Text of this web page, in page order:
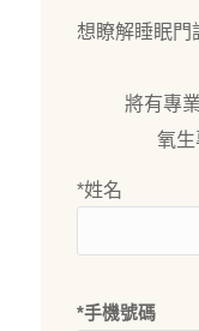
想瞭解睡眠門
將有專
氧生
*姓名
*手機號碼